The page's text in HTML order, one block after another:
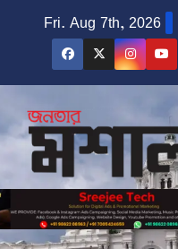
Fri. Aug 7th, 2026